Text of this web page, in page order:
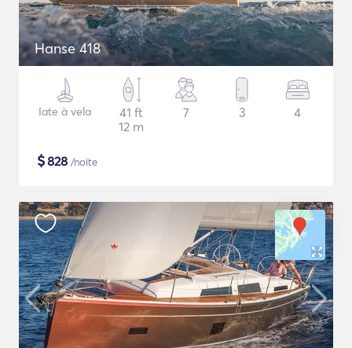
Hanse 418
Iate à vela
41 ft
12 m
7 3 4
$828 /noite